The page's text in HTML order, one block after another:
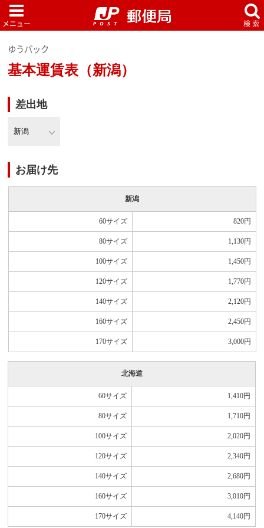
ゆうパック
基本運賃表（新潟）
差出地
お届け先
新潟
60サイズ 820円
80サイズ 1,130円
100サイズ 1,450円
120サイズ 1,770円
140サイズ 2,120円
160サイズ 2,450円
170サイズ 3,000円
北海道
60サイズ 1,410円
80サイズ 1,710円
100サイズ 2,020円
120サイズ 2,340円
140サイズ 2,680円
160サイズ 3,010円
170サイズ 4,140円